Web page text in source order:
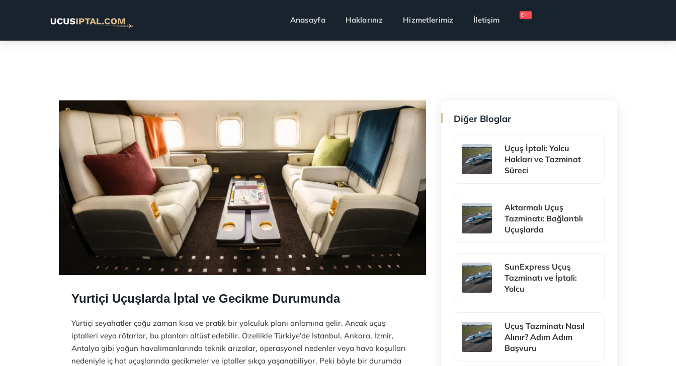
Anasayfa Haklarınız Hizmetlerimiz İletişim
Yurtiçi Uçuşlarda İptal ve Gecikme Durumunda
Yurtiçi seyahatler çoğu zaman kısa ve pratik bir yolculuk planı anlamına gelir. Ancak uçuş
iptalleri veya rötarlar, bu planları altüst edebilir. Özellikle Türkiye’de İstanbul, Ankara, İzmir,
Antalya gibi yoğun havalimanlarında teknik arızalar, operasyonel nedenler veya hava koşulları
nedeniyle iç hat uçuşlarında gecikmeler ve iptaller sıkça yaşanabiliyor. Peki böyle bir durumda
Diğer Bloglar
Uçuş İptali: Yolcu
Hakları ve Tazminat
Süreci
Aktarmalı Uçuş
Tazminatı: Bağlantılı
Uçuşlarda
SunExpress Uçuş
Tazminatı ve İptali:
Yolcu
Uçuş Tazminatı Nasıl
Alınır? Adım Adım
Başvuru